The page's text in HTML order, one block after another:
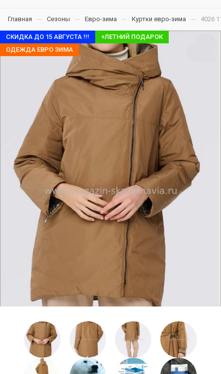
Главная Сезоны Евро-зима Куртки евро-зима 4026
СКИДКА ДО 15 АВГУСТА !!!
+ЛЕТНИЙ ПОДАРОК
ОДЕЖДА ЕВРО ЗИМА